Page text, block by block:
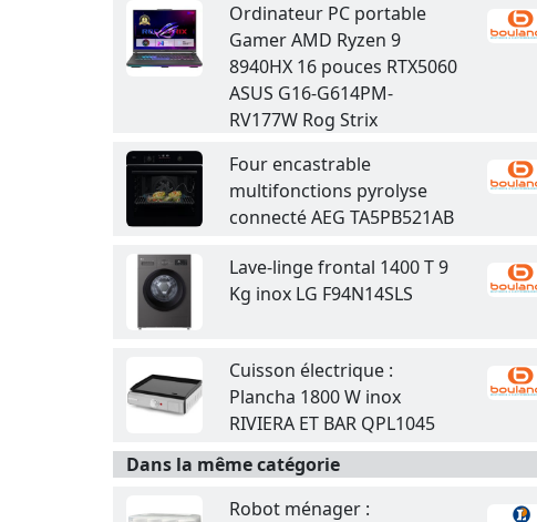
Ordinateur PC portable
Gamer AMD Ryzen 9
8940HX 16 pouces RTX5060
ASUS G16-G614PM-
RV177W Rog Strix
Four encastrable
multifonctions pyrolyse
connecté AEG TA5PB521AB
Lave-linge frontal 1400 T 9
Kg inox LG F94N14SLS
Cuisson électrique :
Plancha 1800 W inox
RIVIERA ET BAR QPL1045
Dans la même catégorie
Robot ménager :